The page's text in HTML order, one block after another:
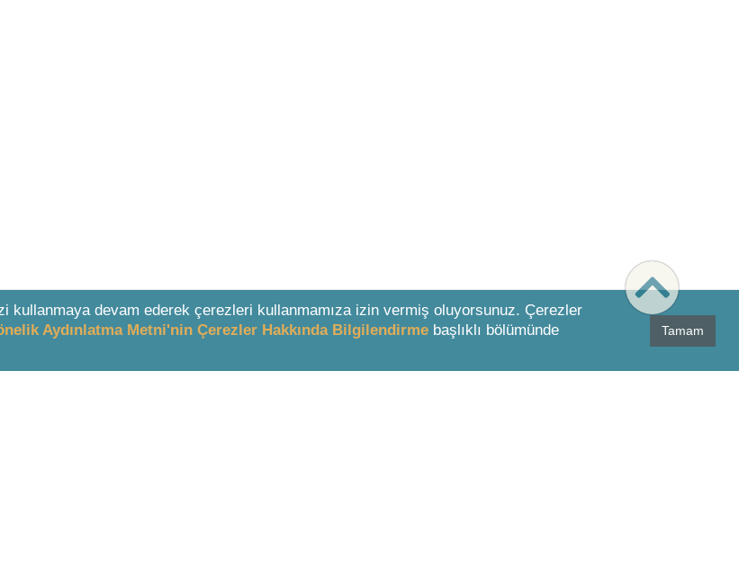
devam ederek çerezleri kullanmamıza izin vermiş oluyorsunuz. Çerezler
Aydınlatma Metni'nin Çerezler Hakkında Bilgilendirme başlıklı bölümünde
Tamam